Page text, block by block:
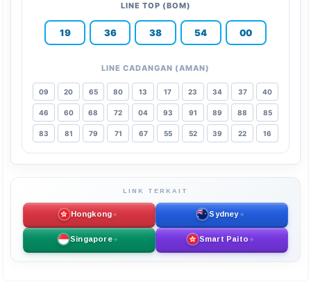
LINE TOP (BOM)
19 36 38 54 00
LINE CADANGAN (AMAN)
09 20 65 80 13 17 23 34 37 40
46 60 68 72 04 93 91 89 88 85
83 81 79 71 67 55 52 39 22 16
LINK TERKAIT
Hongkong Sydney
Singapore Smart Paito